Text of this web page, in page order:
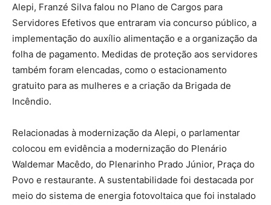
Alepi, Franzé Silva falou no Plano de Cargos para
Servidores Efetivos que entraram via concurso público, a
implementação do auxílio alimentação e a organização da
folha de pagamento. Medidas de proteção aos servidores
também foram elencadas, como o estacionamento
gratuito para as mulheres e a criação da Brigada de
Incêndio.
Relacionadas à modernização da Alepi, o parlamentar
colocou em evidência a modernização do Plenário
Waldemar Macêdo, do Plenarinho Prado Júnior, Praça do
Povo e restaurante. A sustentabilidade foi destacada por
meio do sistema de energia fotovoltaica que foi instalado